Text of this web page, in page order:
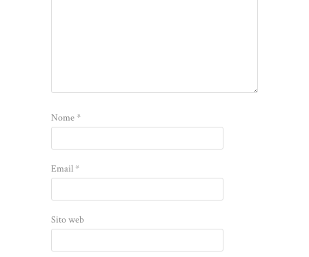
Nome*
Email*
Sito web